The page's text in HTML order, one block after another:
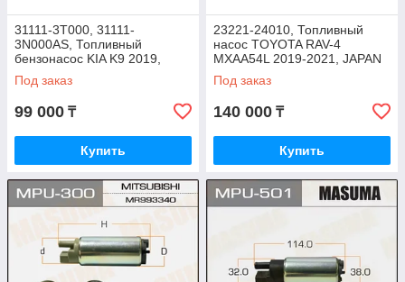
31111-3T000, 31111-
3N000AS, Топливный
бензонасос KIA K9 2019,
KOREA
Под заказ
99 000 ₸
Купить
23221-24010, Топливный
насос TOYOTA RAV-4
MXAA54L 2019-2021, JAPAN
Под заказ
140 000 ₸
Купить